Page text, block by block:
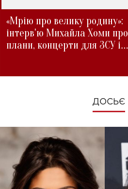
«Мрію про велику родину»:
інтерв'ю Михайла Хоми про
плани, концерти для ЗСУ і
ДОСЬЄ